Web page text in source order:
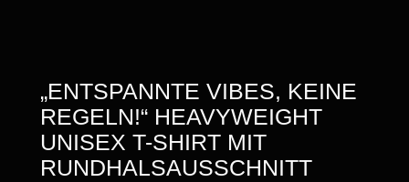
„ENTSPANNTE VIBES, KEINE
REGELN!“ HEAVYWEIGHT
UNISEX T-SHIRT MIT
RUNDHALSAUSSCHNITT